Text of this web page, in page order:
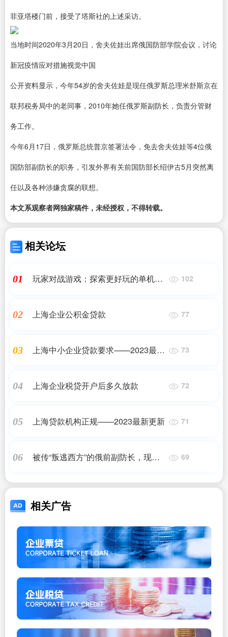
菲亚塔楼门前，接受了塔斯社的上述采访。
当地时间2020年3月20日，舍夫佐娃出席俄国防部学院会议，讨论
新冠疫情应对措施视觉中国
公开资料显示，今年54岁的舍夫佐娃是现任俄罗斯总理米舒斯京在
联邦税务局中的老同事，2010年她任俄罗斯副防长，负责分管财
务工作。
今年6月17日，俄罗斯总统普京签署法令，免去舍夫佐娃等4位俄
国防部副防长的职务，引发外界有关前国防部长绍伊古5月突然离
任以及各种涉嫌贪腐的联想。
本文系观察者网独家稿件，未经授权，不得转载。
相关论坛
01
玩家对战游戏：探索更好玩的单机体
102
02 上海企业公积金贷款 77
03
上海中小企业贷款要求——2023最新
73
04 上海企业税贷开户后多久放款 72
05 上海贷款机构正规——2023最新更新 71
06
被传“叛逃西方”的俄前副防长，现身
69
相关广告